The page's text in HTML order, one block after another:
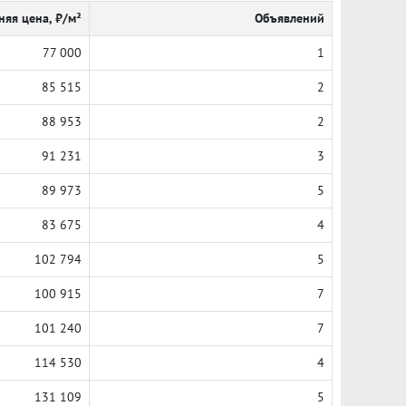
цена, ₽/м² Объявлений
77 000 1
85 515 2
88 953 2
91 231 3
89 973 5
83 675 4
102 794 5
100 915 7
101 240 7
114 530 4
131 109 5